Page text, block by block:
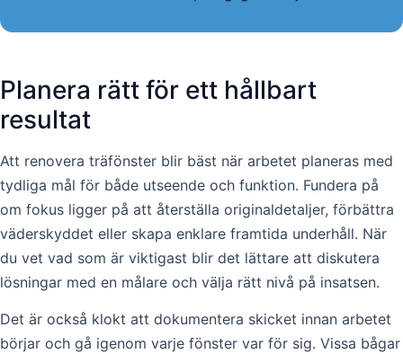
Planera rätt för ett hållbart
resultat
Att renovera träfönster blir bäst när arbetet planeras med
tydliga mål för både utseende och funktion. Fundera på
om fokus ligger på att återställa originaldetaljer, förbättra
väderskyddet eller skapa enklare framtida underhåll. När
du vet vad som är viktigast blir det lättare att diskutera
lösningar med en målare och välja rätt nivå på insatsen.
Det är också klokt att dokumentera skicket innan arbetet
börjar och gå igenom varje fönster var för sig. Vissa bågar